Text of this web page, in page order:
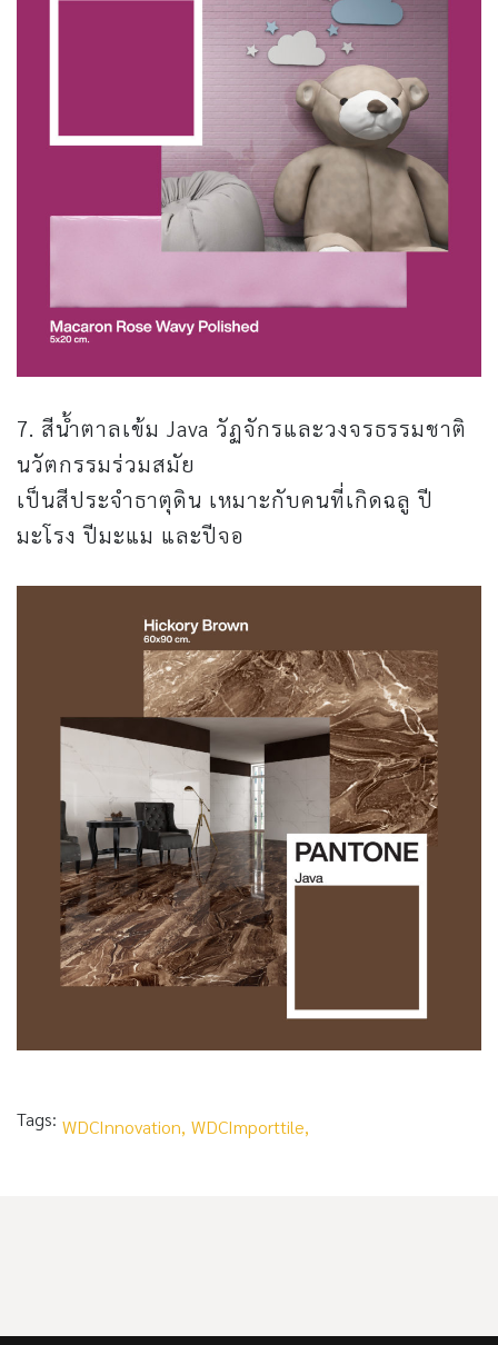
7. สีน้ำตาลเข้ม Java วัฏจักรและวงจรธรรมชาติ
นวัตกรรมร่วมสมัย
เป็นสีประจำธาตุดิน เหมาะกับคนที่เกิดฉลู ปี
มะโรง ปีมะแม และปีจอ
Tags: WDCInnovation, WDCImporttile,